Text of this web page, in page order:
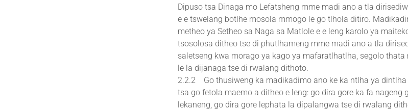
Dipuso tsa Dinaga mo Lefatsheng mme madi ano a tla
e e tswelang botlhe mosola mmogo le go tlhola ditiro.
metheo ya Setheo sa Naga sa Matlole e e leng karolo ya
tsosolosa ditheo tse di phutlhameng mme madi ano a tla
saletseng kwa morago ya kago ya mafaratlhatlha, segolo
le la dijanaga tse di rwalang dithoto.
2.2.2 Go thusiweng ka madikadimo ano ke ka ntlha ya
tsa go fetola maemo a ditheo e leng: go dira gore ka fa nageng
lekaneng, go dira gore lephata la dipalangwa tse di rwalang